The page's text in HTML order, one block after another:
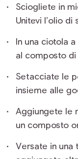
Sciogliete in
Unitevi l’olio
In una ciotola
al composto
Setacciate le
insieme alle
Aggiungete le
un composto
Versate in